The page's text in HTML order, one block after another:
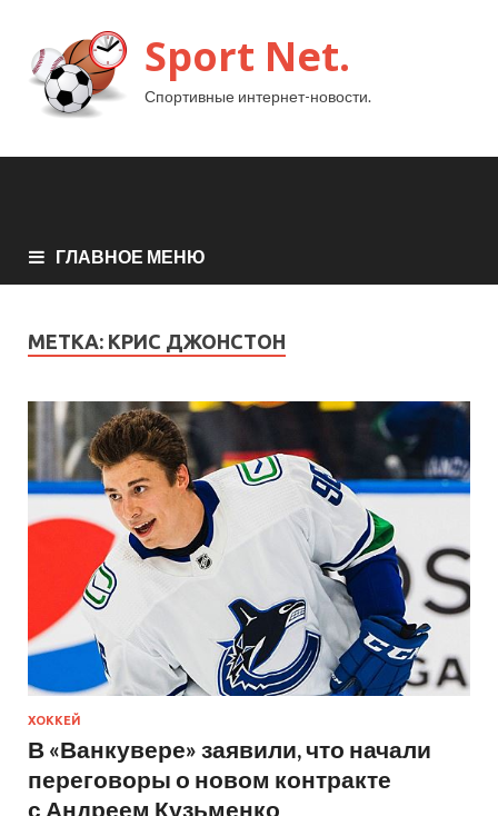
Sport Net.
Спортивные интернет-новости.
ГЛАВНОЕ МЕНЮ
МЕТКА: КРИС ДЖОНСТОН
ХОККЕЙ
В «Ванкувере» заявили, что начали
переговоры о новом контракте
с Андреем Кузьменко